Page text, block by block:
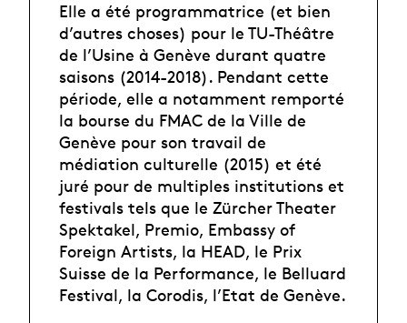
Elle a été programmatrice (et bien
d’autres choses) pour le TU-Théâtre
de l’Usine à Genève durant quatre
saisons (2014-2018). Pendant cette
période, elle a notamment remporté
la bourse du FMAC de la Ville de
Genève pour son travail de
médiation culturelle (2015) et été
juré pour de multiples institutions et
festivals tels que le Zürcher Theater
Spektakel, Premio, Embassy of
Foreign Artists, la HEAD, le Prix
Suisse de la Performance, le Belluard
Festival, la Corodis, l’Etat de Genève.